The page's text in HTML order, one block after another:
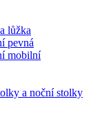
lůžka
pevná
mobilní
a noční stolky